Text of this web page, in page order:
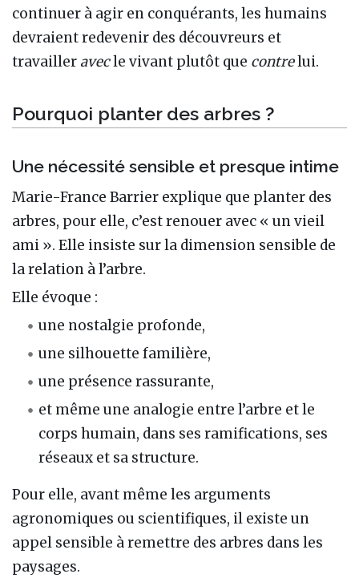
continuer à agir en conquérants, les humains
devraient redevenir des découvreurs et
travailler avecle vivant plutôt que contrelui.
Pourquoi planter des arbres ?
Une nécessité sensible et presque intime
Marie-France Barrier explique que planter des
arbres, pour elle, c’est renouer avec « un vieil
ami ». Elle insiste sur la dimension sensible de
la relation à l’arbre.
Elle évoque :
une nostalgie profonde,
une silhouette familière,
une présence rassurante,
et même une analogie entre l’arbre et le
corps humain, dans ses ramifications, ses
réseaux et sa structure.
Pour elle, avant même les arguments
agronomiques ou scientifiques, il existe un
appel sensible à remettre des arbres dans les
paysages.